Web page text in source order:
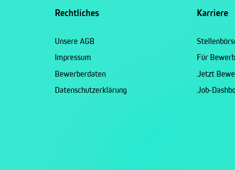
Rechtliches
Unsere AGB
Impressum
Bewerberdaten
Datenschutzerklärung
Karriere
Für
Jetzt
Job-